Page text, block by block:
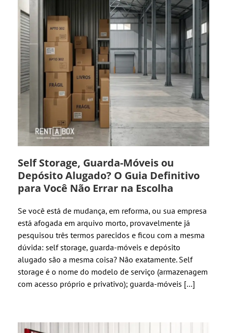
Self Storage, Guarda-Móveis ou
Depósito Alugado? O Guia Definitivo
para Você Não Errar na Escolha
Se você está de mudança, em reforma, ou sua empresa
está afogada em arquivo morto, provavelmente já
pesquisou três termos parecidos e ficou com a mesma
dúvida: self storage, guarda-móveis e depósito
alugado são a mesma coisa? Não exatamente. Self
storage é o nome do modelo de serviço (armazenagem
com acesso próprio e privativo); guarda-móveis […]